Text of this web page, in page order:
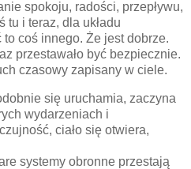
spokoju, radości, przepływu,
tu i teraz, dla układu
coś innego. Że jest dobrze.
przestawało być bezpiecznie.
czasowy zapisany w ciele.
się uruchamia, zaczyna
wydarzeniach i
ciało się otwiera,
systemy obronne przestają